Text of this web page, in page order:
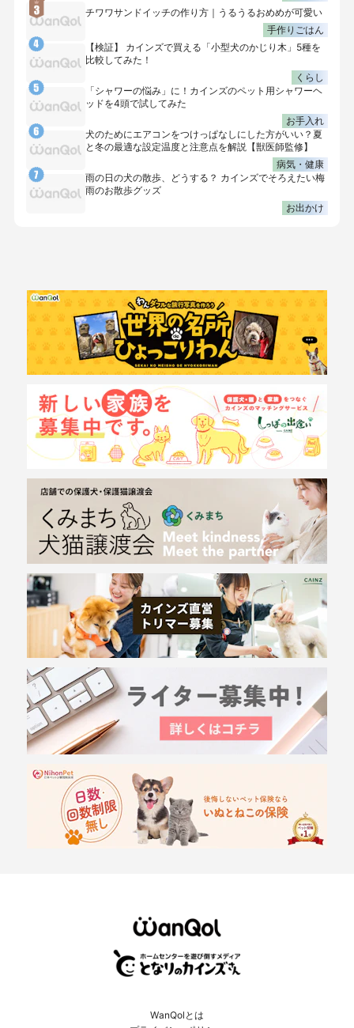
チワワサンドイッチの作り方｜うるうるおめめが可愛い
手作りごはん
【検証】 カインズで買える「小型犬のかじり木」5種を
比較してみた！
くらし
「シャワーの悩み」に！カインズのペット用シャワーヘ
ッドを4頭で試してみた
お手入れ
犬のためにエアコンをつけっぱなしにした方がいい？夏
と冬の最適な設定温度と注意点を解説【獣医師監修】
病気・健康
雨の日の犬の散歩、どうする？ カインズでそろえたい梅
雨のお散歩グッズ
お出かけ
WanQolとは